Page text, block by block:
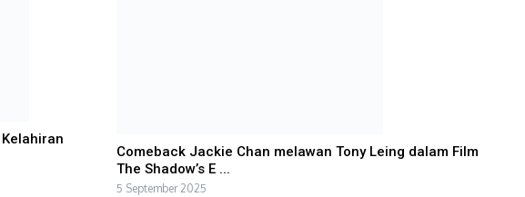
Comeback Jackie Chan melawan Tony Leing dalam Film
The Shadow’s E ...
5 September 2025